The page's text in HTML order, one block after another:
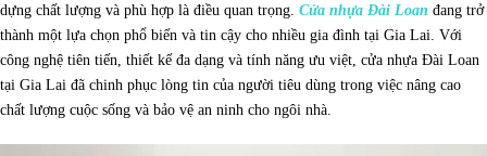
dựng chất lượng và phù hợp là điều quan trọng. Cửa nhựa Đài Loan đang trở
thành một lựa chọn phổ biến và tin cậy cho nhiều gia đình tại Gia Lai. Với
công nghệ tiên tiến, thiết kế đa dạng và tính năng ưu việt, cửa nhựa Đài Loan
tại Gia Lai đã chinh phục lòng tin của người tiêu dùng trong việc nâng cao
chất lượng cuộc sống và bảo vệ an ninh cho ngôi nhà.